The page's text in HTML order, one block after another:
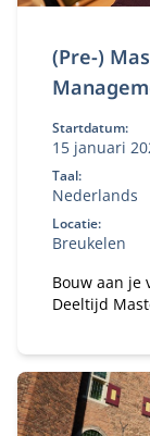
(Pre-)
Startdatum:
15 januari
Taal:
Nederlands
Locatie:
Breukelen
Bouw aan je
Deeltijd
strategisch
leider of